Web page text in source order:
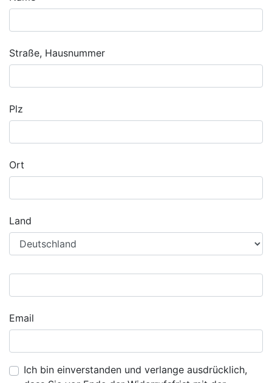
Straße, Hausnummer
Plz
Ort
Land
Email
Ich bin einverstanden und verlange ausdrücklich,